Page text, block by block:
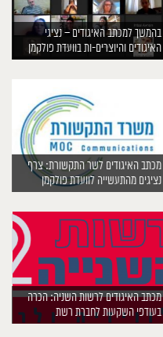
בהמשך למכתב האיגודים – נציגי
האיגודים והיוצרים-ות בוועדת פולקמן
מכתב האיגודים לשר התקשורת: צרף
נציגים מהתעשייה לוועדת פולקמן
מכתב האיגודים לרשות השניה: הכרה
בעודפי השקעות לחברת רשת